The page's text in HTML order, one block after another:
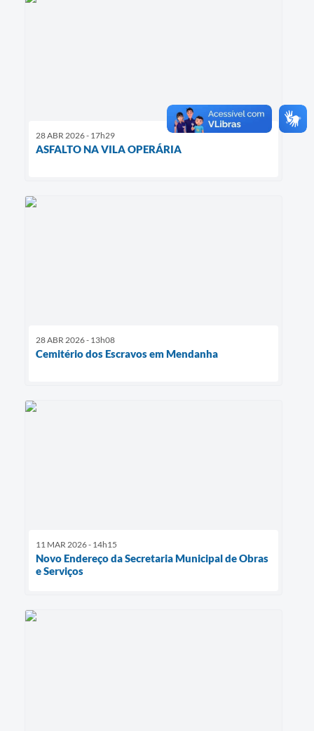
28 ABR 2026 - 17h29
ASFALTO NA VILA OPERÁRIA
28 ABR 2026 - 13h08
Cemitério dos Escravos em Mendanha
11 MAR 2026 - 14h15
Novo Endereço da Secretaria Municipal de Obras
e Serviços